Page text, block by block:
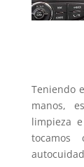
Teniendo
manos,
limpieza
tocamos